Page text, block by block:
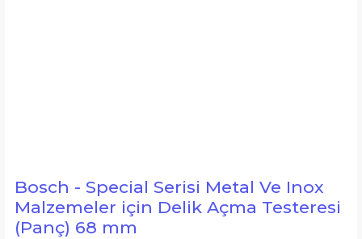
Bosch - Special Serisi Metal Ve Inox
Malzemeler için Delik Açma Testeresi
(Panç) 68 mm